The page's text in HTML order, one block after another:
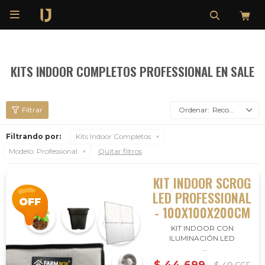

KITS INDOOR COMPLETOS PROFESSIONAL EN SALE
Recomendados
Filtrando por:
Kits Indoor Completos
Modelo: Professional Quitar filtros
KIT INDOOR SCROG
LED PROFESSIONAL
- 100X100X200CM
KIT INDOOR CON
ILUMINACIÓN LED
Llevá tu kit indoor para scrog